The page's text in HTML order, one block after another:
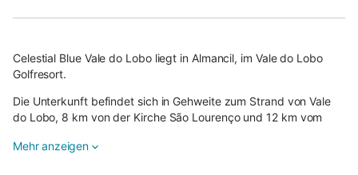
Celestial Blue Vale do Lobo liegt in Almancil, im Vale do Lobo
Golfresort.
Die Unterkunft befindet sich in Gehweite zum Strand von Vale
do Lobo, 8 km von der Kirche São Lourenço und 12 km vom
Mehr anzeigen